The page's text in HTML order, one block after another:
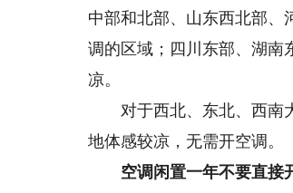
中部和北部、山东西北部、
调的区域；四川东部、湖南
凉。
对于西北、东北、西南大
地体感较凉，无需开空调。
空调闲置一年不要直接